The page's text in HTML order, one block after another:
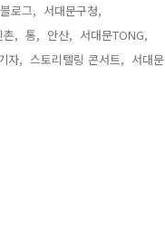
로그, 서대문구청,
촌, 통, 안산, 서대문TONG,
자, 스토리텔링 콘서트, 서대문,